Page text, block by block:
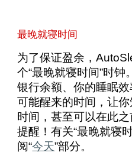
最晚就寝时间
为了保证盈余，
个“最晚就寝时间”时
银行余额、你的睡眠
可能醒来的时间，让
时间，甚至可以在此
提醒！有关“最晚就寝
阅“今天”部分。